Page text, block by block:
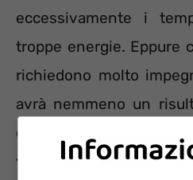
eccessivamente i
troppe energie. Eppure
richiedono molto
avrà nemmeno un
che duri a lungo
vetro della doccia.